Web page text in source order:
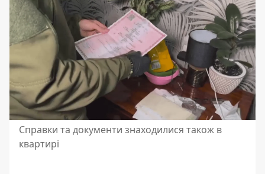
Справки та документи знаходилися також в
квартирі